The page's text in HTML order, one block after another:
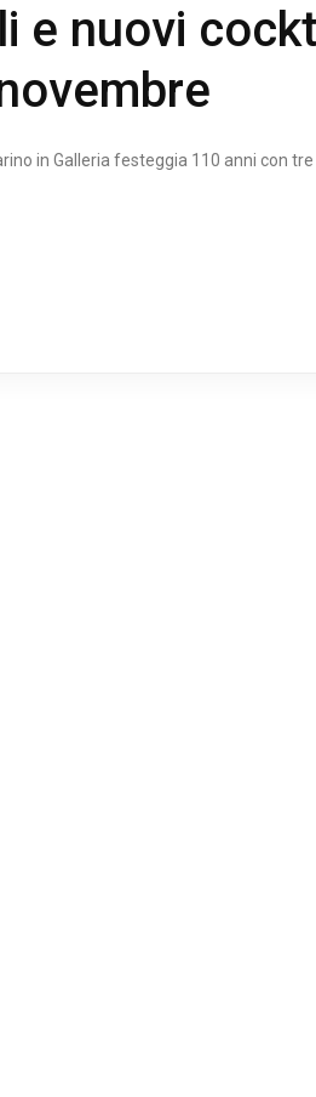
e nuovi
in Galleria festeggia 110 anni con